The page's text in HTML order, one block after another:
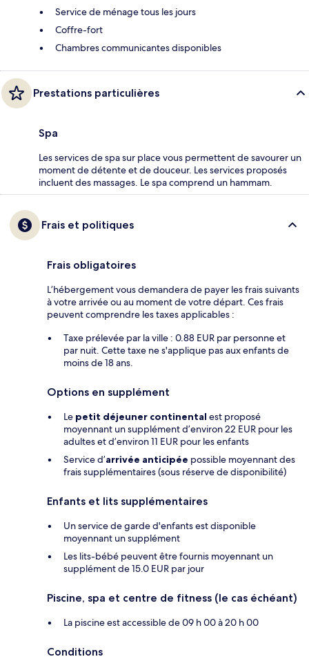
Service de ménage tous les jours
Coffre-fort
Chambres communicantes disponibles
Prestations particulières
Spa
Les services de spa sur place vous permettent de savourer un
moment de détente et de douceur. Les services proposés
incluent des massages. Le spa comprend un hammam.
Frais et politiques
Frais obligatoires
L’hébergement vous demandera de payer les frais suivants
à votre arrivée ou au moment de votre départ. Ces frais
peuvent comprendre les taxes applicables :
Taxe prélevée par la ville : 0.88 EUR par personne et
par nuit. Cette taxe ne s'applique pas aux enfants de
moins de 18 ans.
Options en supplément
Le petit déjeuner continental est proposé
moyennant un supplément d’environ 22 EUR pour les
adultes et d’environ 11 EUR pour les enfants
Service d’arrivée anticipée possible moyennant des
frais supplémentaires (sous réserve de disponibilité)
Enfants et lits supplémentaires
Un service de garde d'enfants est disponible
moyennant un supplément
Les lits-bébé peuvent être fournis moyennant un
supplément de 15.0 EUR par jour
Piscine, spa et centre de fitness (le cas échéant)
La piscine est accessible de 09 h 00 à 20 h 00
Conditions